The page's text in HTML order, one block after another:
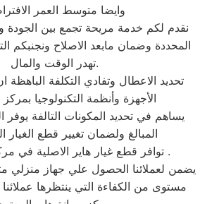
وايضا متوسط العمر
نقدم لكم خدمة مريحة تجمع بين الجودة
المحددة وضمان مابعد الاصلاح ونجنبكم
تهدر الوقت والمال.
تحديد الاعطال وتفادي التكلفة
الأجهزة وأنظمة التكنولوجيا بمركز
يساهم في تحديد المكونات التالفة يوفر
المبالغ ولضمان تغيير قطع الغيار
توافر قطع غيار هاير الاصلية في مركز صيانة هاير .
مستوى من الكفاءة التي ينتظرها عملائنا